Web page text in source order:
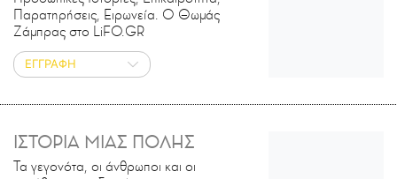
Παρατηρήσεις, Ειρωνεία. Ο Θωμάς
Ζάμπρας στο LiFO.GR
ΕΓΓΡΑΦΗ
ΙΣΤΟΡΙΑ ΜΙΑΣ ΠΟΛΗΣ
Τα γεγονότα, οι άνθρωποι και οι